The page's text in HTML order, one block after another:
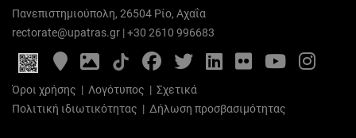
Πανεπιστημιούπολη, 26504 Ρίο, Αχαΐα
rectorate@upatras.gr |+30 2610 996683
Google
Maps
Photo
Gallery
FacebookTwitterLinkedIn
FlickrYouTube
Όροι χρήσης | Λογότυπος | Σχετικά
Πολιτική ιδιωτικότητας | Δήλωση προσβασιμότητας